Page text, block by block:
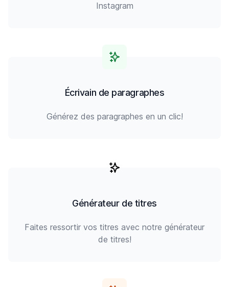
Instagram
Écrivain de paragraphes
Générez des paragraphes en un clic!
Générateur de titres
Faites ressortir vos titres avec notre générateur
de titres!